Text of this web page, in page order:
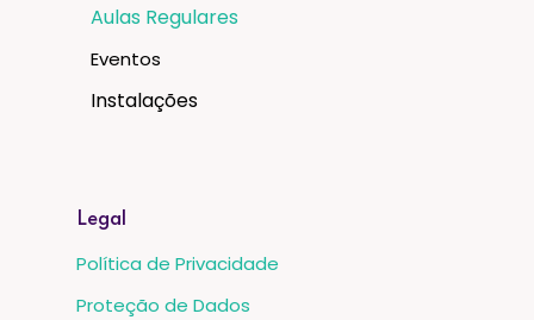
Aulas Regulares
Eventos
Instalações
Legal
Política de Privacidade
Proteção de Dados